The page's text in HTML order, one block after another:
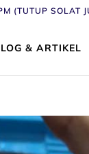
(TUTUP SOLAT
& ARTIKEL